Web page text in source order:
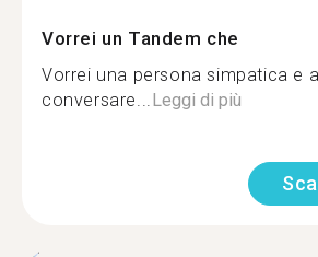
Vorrei un Tandem che
Vorrei una persona simpatica e
conversare...Leggi di più